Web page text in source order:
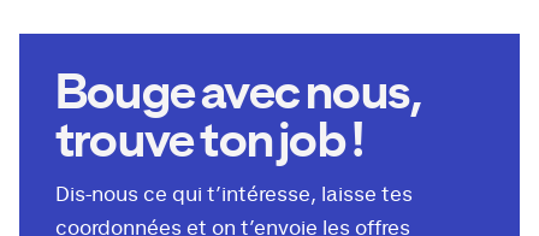
Bouge avec nous,
trouve ton job !
Dis-nous ce qui t’intéresse, laisse tes
coordonnées et on t’envoie les offres